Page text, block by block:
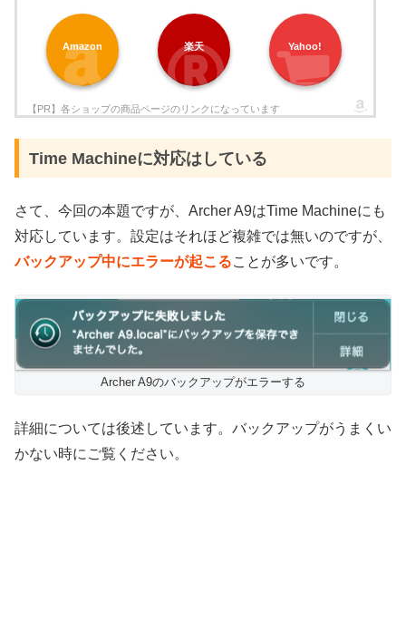
Amazon 楽天 Yahoo!
Time Machineに対応はしている
さて、今回の本題ですが、Archer A9はTime Machineにも
対応しています。設定はそれほど複雑では無いのですが、
バックアップ中にエラーが起こることが多いです。
Archer A9のバックアップがエラーする
詳細については後述しています。バックアップがうまくい
かない時にご覧ください。